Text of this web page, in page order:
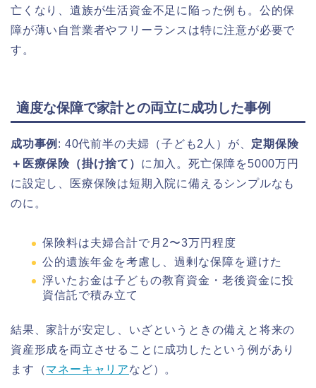
亡くなり、遺族が生活資金不足に陥った例も。公的保
障が薄い自営業者やフリーランスは特に注意が必要で
す。
適度な保障で家計との両立に成功した事例
成功事例 : 40代前半の夫婦（子ども2人）が、 定期保険
＋医療保険（掛け捨て） に加入。死亡保障を5000万円
に設定し、医療保険は短期入院に備えるシンプルなも
のに。
保険料は夫婦合計で月2〜3万円程度
公的遺族年金を考慮し、過剰な保障を避けた
浮いたお金は子どもの教育資金・老後資金に投
資信託で積み立て
結果、家計が安定し、いざというときの備えと将来の
資産形成を両立させることに成功したという例があり
ます（マネーキャリアなど）。